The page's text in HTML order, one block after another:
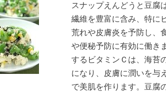
スナップえんどうと豆腐
繊維を豊富に含み、特に
荒れや皮膚炎を予防し、
や便秘予防に有効に働き
するビタミンＣは、海苔
になり、皮膚に潤いを与
で美肌を作ります。豆腐